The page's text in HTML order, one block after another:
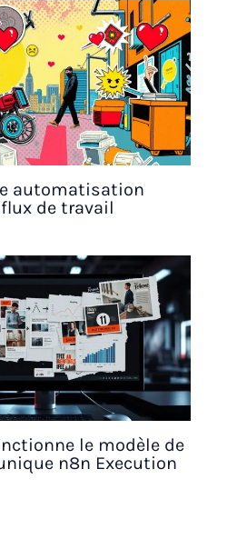
automatisation
de travail
le modèle de
n8n Execution